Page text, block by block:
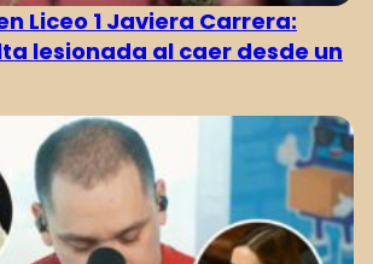
Liceo 1 Javiera Carrera:
lesionada al caer desde un